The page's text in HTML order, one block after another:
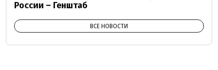
России – Генштаб
ВСЕ НОВОСТИ